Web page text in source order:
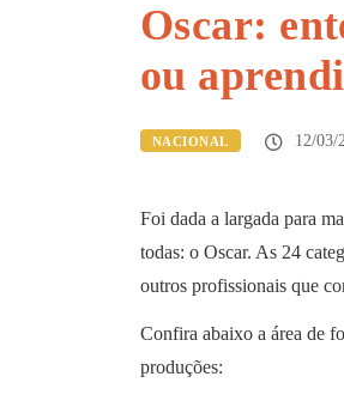
Oscar:
ou
NACIONAL 12/03/
Foi dada a largada para
todas: o Oscar. As 24
outros profissionais que
Confira abaixo a área de
produções: